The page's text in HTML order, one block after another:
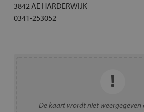
3842 AE HARDERWIJK
0341-253052
De kaart wordt niet weergegeven